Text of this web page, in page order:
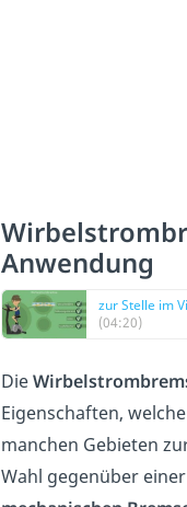
Anwendung
zur Stelle im
(04:20)
Die
Eigenschaften,
manchen Gebieten
Wahl gegenüber einer